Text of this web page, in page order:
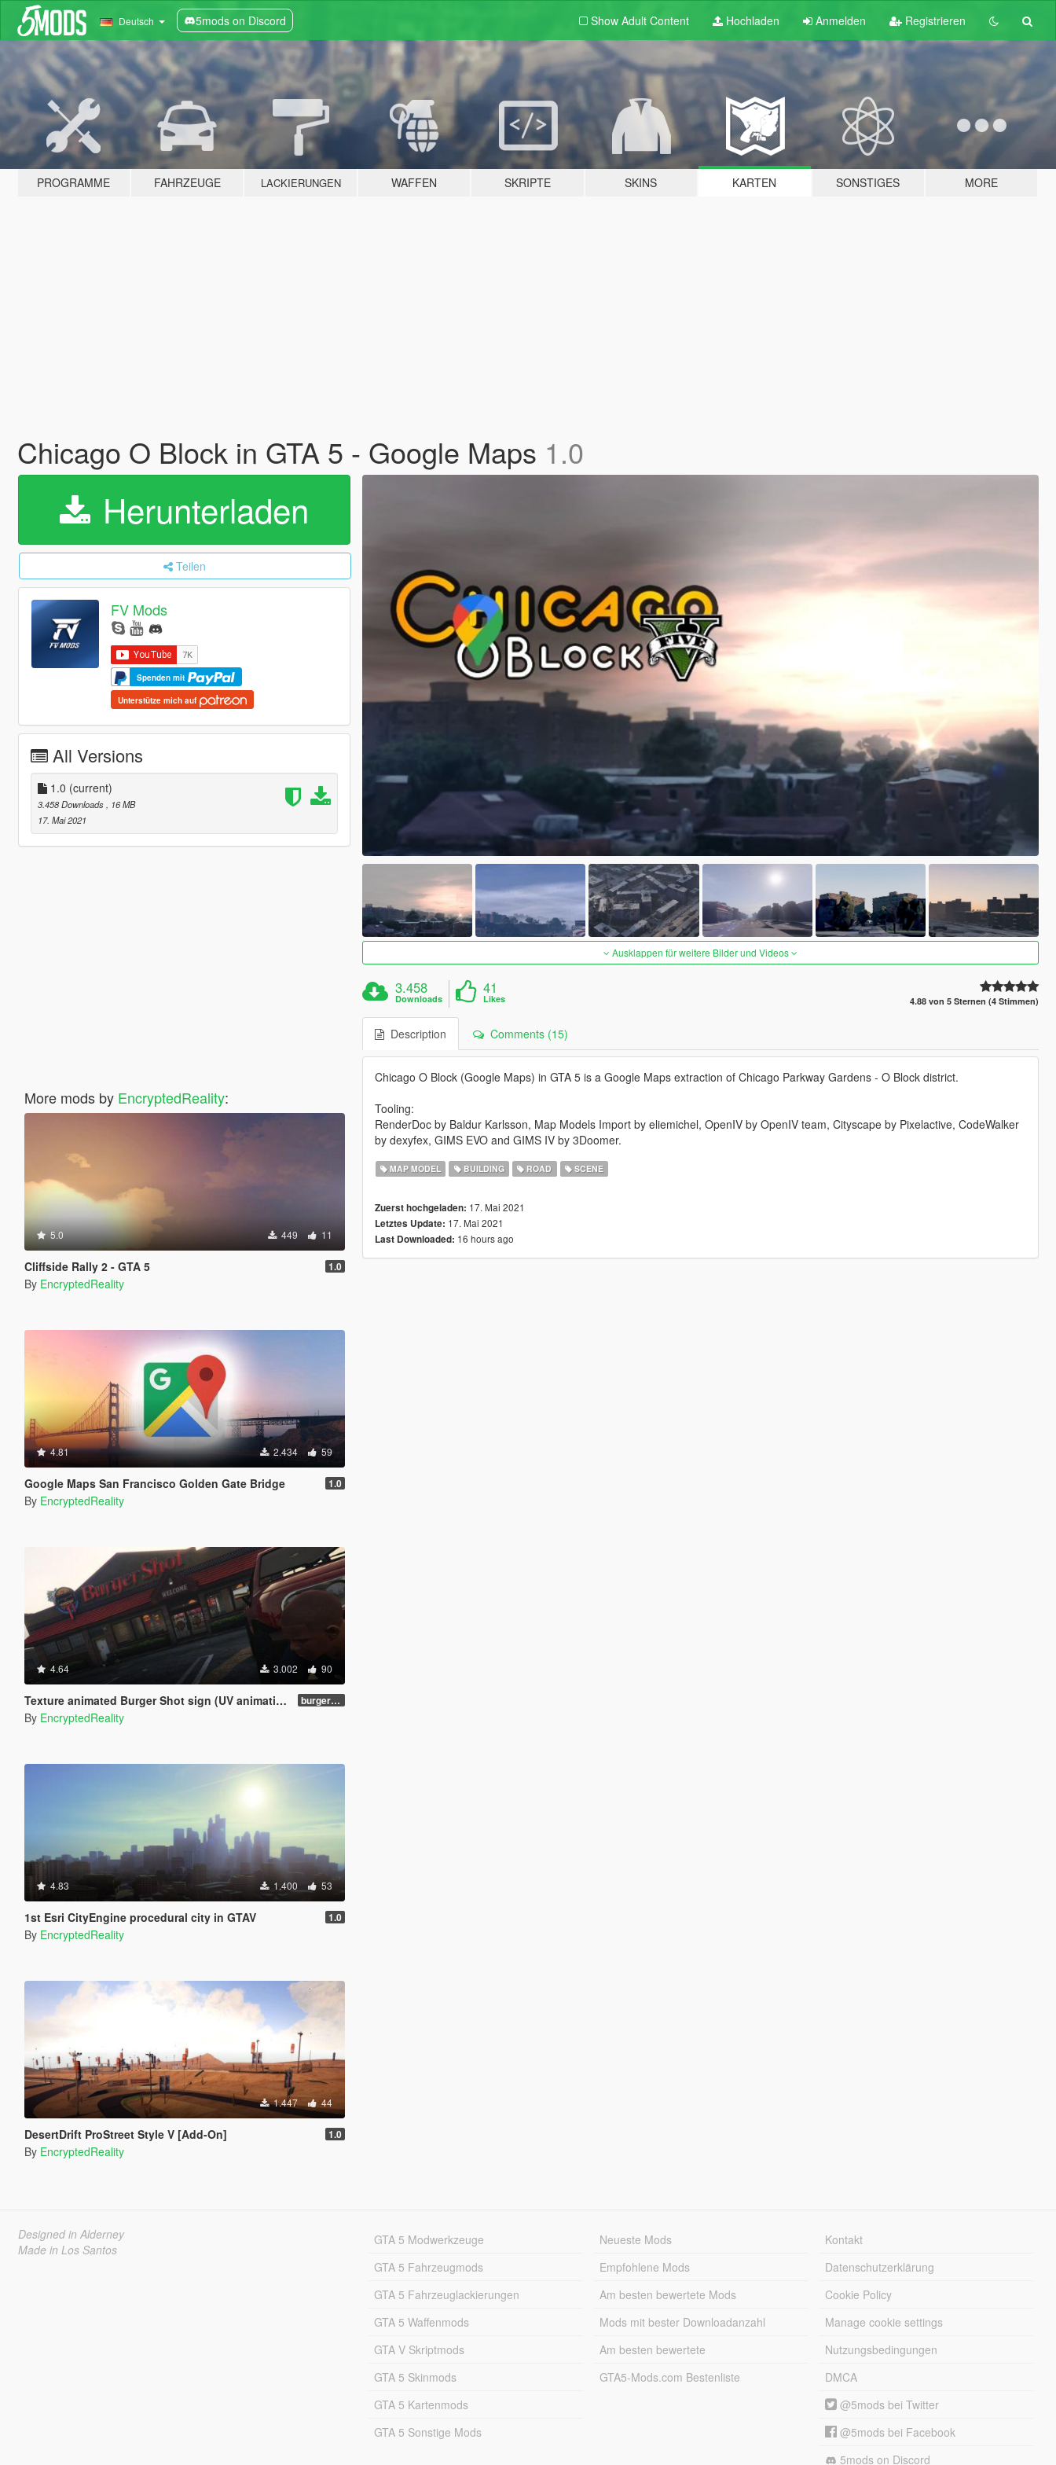
Deutsch 5mods on Discord Show Adult Content Hochladen Anmelden Registrieren
PROGRAMME FAHRZEUGE LACKIERUNGEN WAFFEN SKRIPTE SKINS KARTEN SONSTIGES MORE
Chicago O Block in GTA 5 - Google Maps 1.0
Herunterladen
Teilen
FV Mods
Spenden mit
Unterstütze mich auf
All Versions
1.0 (current)
3.458 Downloads
, 16 MB
17. Mai 2021
More mods by EncryptedReality:
5.0 449 11
Cliffside Rally 2 - GTA 5 1.0
By EncryptedReality
4.81 2.434 59
Google Maps San Francisco Golden Gate Bridge 1.0
By EncryptedReality
4.64 3.002 90
Texture animated Burger Shot sign (UV animation) burgershotv2.0_bsuvanim_1.0
By EncryptedReality
4.83 1.400 53
1st Esri CityEngine procedural city in GTAV 1.0
By EncryptedReality
1.447 44
DesertDrift ProStreet Style V [Add-On] 1.0
By EncryptedReality
Ausklappen für weitere Bilder und Videos
3.458
Downloads
41
Likes 4.88 von 5 Sternen (4 Stimmen)
Description Comments (15)
Chicago O Block (Google Maps) in GTA 5 is a Google Maps extraction of Chicago Parkway Gardens - O Block district.
Tooling:
RenderDoc by Baldur Karlsson, Map Models Import by eliemichel, OpenIV by OpenIV team, Cityscape by Pixelactive, CodeWalker
by dexyfex, GIMS EVO and GIMS IV by 3Doomer.
MAP MODEL BUILDING ROAD SCENE
Zuerst hochgeladen: 17. Mai 2021
Letztes Update: 17. Mai 2021
Last Downloaded: 16 hours ago
Designed in Alderney
Made in Los Santos
GTA 5 Modwerkzeuge
GTA 5 Fahrzeugmods
GTA 5 Fahrzeuglackierungen
GTA 5 Waffenmods
GTA V Skriptmods
GTA 5 Skinmods
GTA 5 Kartenmods
GTA 5 Sonstige Mods
Neueste Mods
Empfohlene Mods
Am besten bewertete Mods
Mods mit bester Downloadanzahl
Am besten bewertete
GTA5-Mods.com Bestenliste
Kontakt
Datenschutzerklärung
Cookie Policy
Manage cookie settings
Nutzungsbedingungen
DMCA
@5mods bei Twitter
@5mods bei Facebook
5mods on Discord